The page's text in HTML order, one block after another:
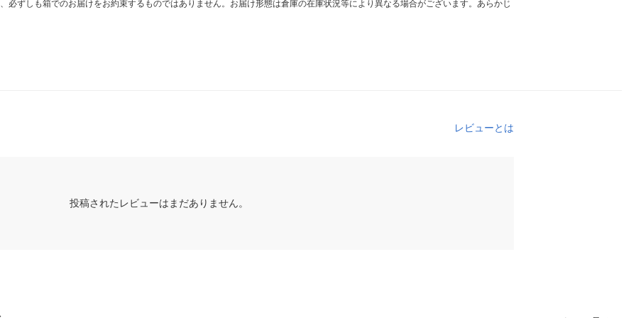
必ずしも箱でのお届けをお約束するものではありません。お届け形態は倉庫の在庫状況等により異なる場合がございます。あらかじ
レビューとは
投稿されたレビューはまだありません。